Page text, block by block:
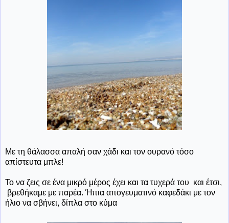
Με τη θάλασσα απαλή σαν χάδι και τον ουρανό τόσο
απίστευτα μπλε!
Το να ζεις σε ένα μικρό μέρος έχει και τα τυχερά του και έτσι,
βρεθήκαμε με παρέα. Ήπια απογευματινό καφεδάκι με τον
ήλιο να σβήνει, δίπλα στο κύμα